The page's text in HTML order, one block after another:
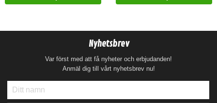
Nyhetsbrev
Var först med att få nyheter och erbjudanden!
Anmäl dig till vårt nyhetsbrev nu!